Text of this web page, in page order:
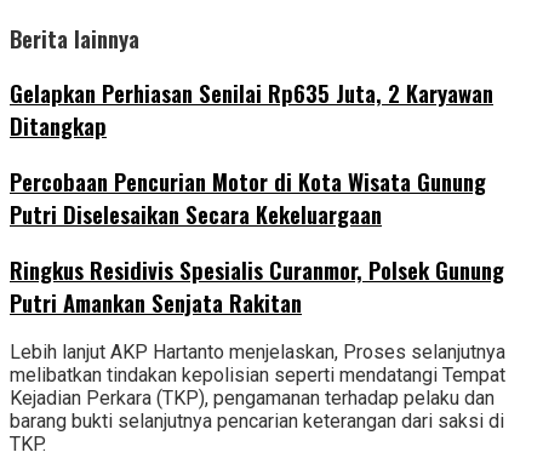
Berita lainnya
Gelapkan Perhiasan Senilai Rp635 Juta, 2 Karyawan
Ditangkap
‎Percobaan Pencurian Motor di Kota Wisata Gunung
Putri Diselesaikan Secara Kekeluargaan
Ringkus Residivis Spesialis Curanmor, Polsek Gunung
Putri Amankan Senjata Rakitan
Lebih lanjut AKP Hartanto menjelaskan, Proses selanjutnya
melibatkan tindakan kepolisian seperti mendatangi Tempat
Kejadian Perkara (TKP), pengamanan terhadap pelaku dan
barang bukti selanjutnya pencarian keterangan dari saksi di
TKP.